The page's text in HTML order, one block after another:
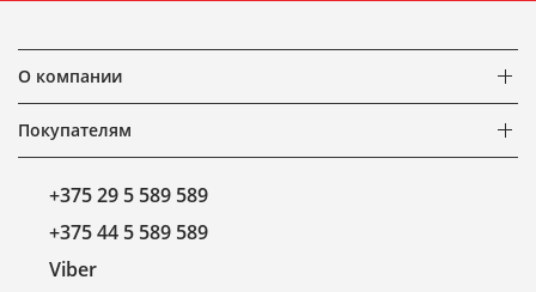
О компании
Покупателям
+375 29 5 589 589
+375 44 5 589 589
Viber